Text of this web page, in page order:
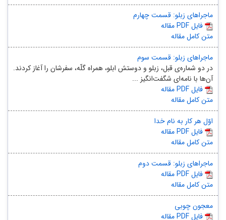
ماجراهای زبلو: قسمت چهارم
مقاله PDF فایل
متن کامل مقاله
ماجراهای زبلو: قسمت سوم
در دو شماره‌ی‌ قبل، زبلو و دوستش ابلو، همراه گلّه، سفرشان را آغاز کردند.
آن‌ها با نامه‌ای شگفت‌انگیز ...
مقاله PDF فایل
متن کامل مقاله
اوّل هر کار به نام خدا
مقاله PDF فایل
متن کامل مقاله
ماجراهای زبلو: قسمت دوم
مقاله PDF فایل
متن کامل مقاله
معجون چوبی
مقاله PDF فایل